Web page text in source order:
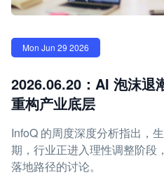
Mon Jun 29 2026
2026.06.20：AI 泡沫退
重构产业底层
InfoQ 的周度深度分析指出，
期，行业正进入理性调整阶段
落地路径的讨论。